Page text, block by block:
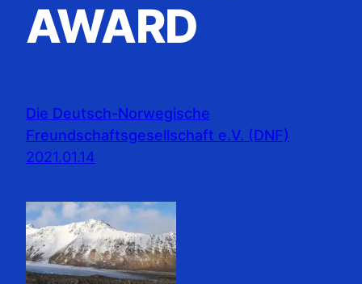
AWARD
Die Deutsch-Norwegische
Freundschaftsgesellschaft e.V. (DNF)
2021.01.14